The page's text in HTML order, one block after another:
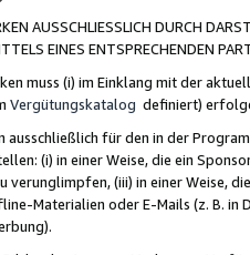
AUSSCHLIESSLICH DURCH
EINES ENTSPRECHENDEN
muss (i) im Einklang mit der
Vergütungskatalog definiert)
ausschließlich für den in der
(i) in einer Weise, die ein
verunglimpfen, (iii) in einer Weise,
Materialien oder E-Mails (z. B. in